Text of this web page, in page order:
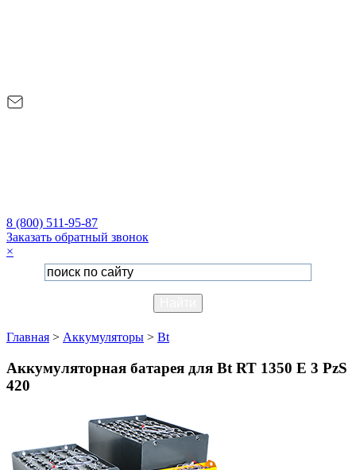
8 (800) 511-95-87
Заказать обратный звонок
×
Главная > Аккумуляторы > Bt
Аккумуляторная батарея для Bt RT 1350 E 3 PzS
420